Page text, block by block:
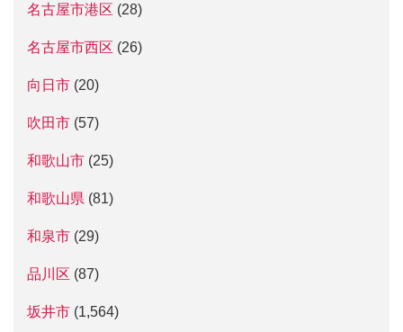
名古屋市港区 (28)
名古屋市西区 (26)
向日市 (20)
吹田市 (57)
和歌山市 (25)
和歌山県 (81)
和泉市 (29)
品川区 (87)
坂井市 (1,564)